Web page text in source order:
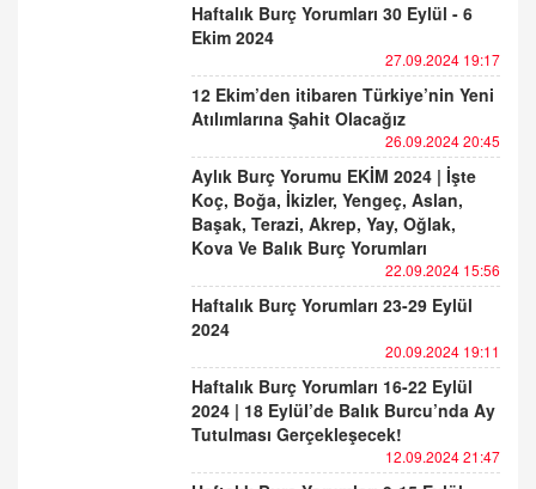
Haftalık Burç Yorumları 30 Eylül - 6
Ekim 2024
27.09.2024 19:17
12 Ekim’den itibaren Türkiye’nin Yeni
Atılımlarına Şahit Olacağız
26.09.2024 20:45
Aylık Burç Yorumu EKİM 2024 | İşte
Koç, Boğa, İkizler, Yengeç, Aslan,
Başak, Terazi, Akrep, Yay, Oğlak,
Kova Ve Balık Burç Yorumları
22.09.2024 15:56
Haftalık Burç Yorumları 23-29 Eylül
2024
20.09.2024 19:11
Haftalık Burç Yorumları 16-22 Eylül
2024 | 18 Eylül’de Balık Burcu’nda Ay
Tutulması Gerçekleşecek!
12.09.2024 21:47